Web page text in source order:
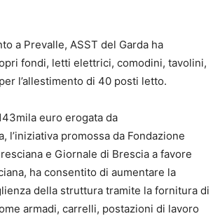
a Prevalle, ASST del Garda ha
fondi, letti elettrici, comodini, tavolini,
l’allestimento di 40 posti letto.
euro erogata da
l’iniziativa promossa da Fondazione
e Giornale di Brescia a favore
ha consentito di aumentare la
della struttura tramite la fornitura di
armadi, carrelli, postazioni di lavoro